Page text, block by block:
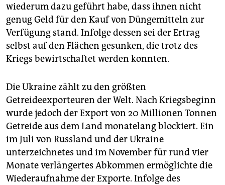
wiederum dazu geführt habe, dass ihnen nicht
genug Geld für den Kauf von Düngemitteln zur
Verfügung stand. Infolge dessen sei der Ertrag
selbst auf den Flächen gesunken, die trotz des
Kriegs bewirtschaftet werden konnten.
Die Ukraine zählt zu den größten
Getreideexporteuren der Welt. Nach Kriegsbeginn
wurde jedoch der Export von 20 Millionen Tonnen
Getreide aus dem Land monatelang blockiert. Ein
im Juli von Russland und der Ukraine
unterzeichnetes und im November für rund vier
Monate verlängertes Abkommen ermöglichte die
Wiederaufnahme der Exporte. Infolge des